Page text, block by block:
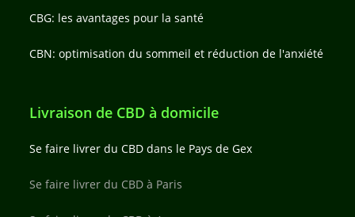
CBG: les avantages pour la santé
CBN: optimisation du sommeil et réduction de l'anxiété
Livraison de CBD à domicile
Se faire livrer du CBD dans le Pays de Gex
Se faire livrer du CBD à Paris